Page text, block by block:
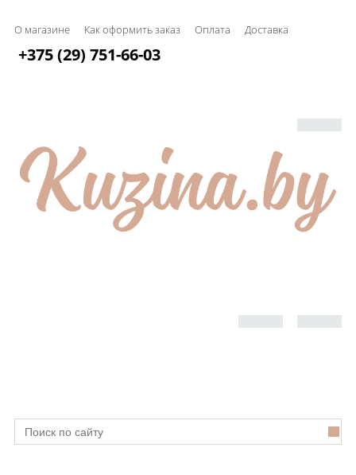
О магазине Как оформить заказ Оплата Доставка
+375 (29) 751-66-03